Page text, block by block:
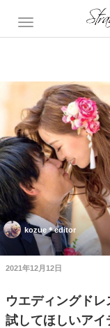
kozue＊editor
2021年12月12日
ウエディングド
試してほしいア